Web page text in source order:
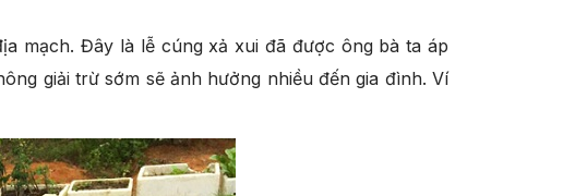
mạch. Đây là lễ cúng xả xui đã được ông bà ta áp
giải trừ sớm sẽ ảnh hưởng nhiều đến gia đình. Ví